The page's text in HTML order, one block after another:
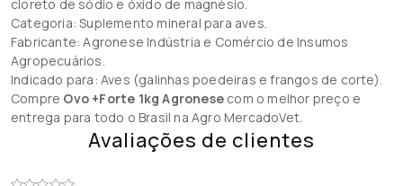
cloreto de sódio e óxido de magnésio.
Categoria: Suplemento mineral para aves.
Fabricante: Agronese Indústria e Comércio de Insumos
Agropecuários.
Indicado para: Aves (galinhas poedeiras e frangos de corte).
Compre Ovo +Forte 1kg Agronese com o melhor preço e
entrega para todo o Brasil na Agro MercadoVet.
Avaliações de clientes